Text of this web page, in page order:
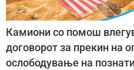
Камиони со помош
договорот за прекин на
ослободување на